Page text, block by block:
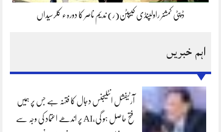
ڈپٹی کمشنر راولپنڈی کیپٹن(ر) ندیم ناصر کا دورہء کلرسیداں
اہم خبریں
آرٹیفشل انٹلیجنس دجال کا فتنہ ہے جس پر ہمیں
فتح حاصل ہو گی،AI پر اندھے اعتماد کی وجہ سے